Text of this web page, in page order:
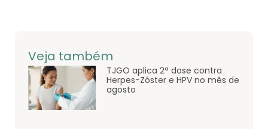
Veja também
TJGO aplica 2ª dose contra
Herpes-Zóster e HPV no mês de
agosto